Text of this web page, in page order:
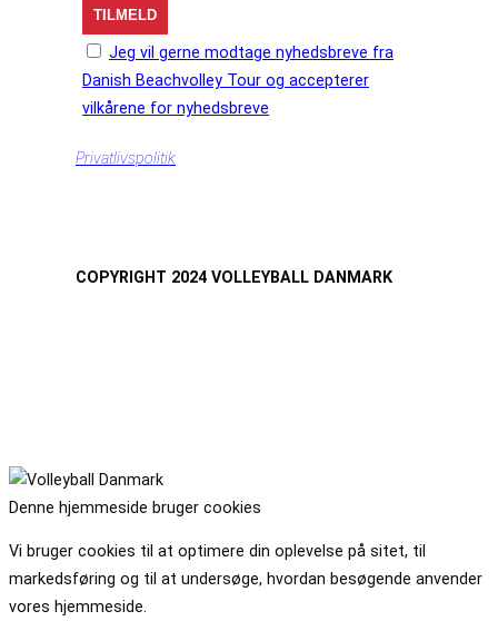
Jeg vil gerne modtage nyhedsbreve fra
Danish Beachvolley Tour og accepterer
vilkårene for nyhedsbreve
Privatlivspolitik
COPYRIGHT 2024 VOLLEYBALL DANMARK
Denne hjemmeside bruger cookies
Vi bruger cookies til at optimere din oplevelse på sitet, til
markedsføring og til at undersøge, hvordan besøgende anvender
vores hjemmeside.